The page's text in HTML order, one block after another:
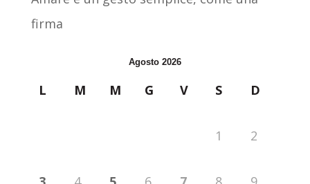
firma
Agosto 2026
L M M G V S D
1 2